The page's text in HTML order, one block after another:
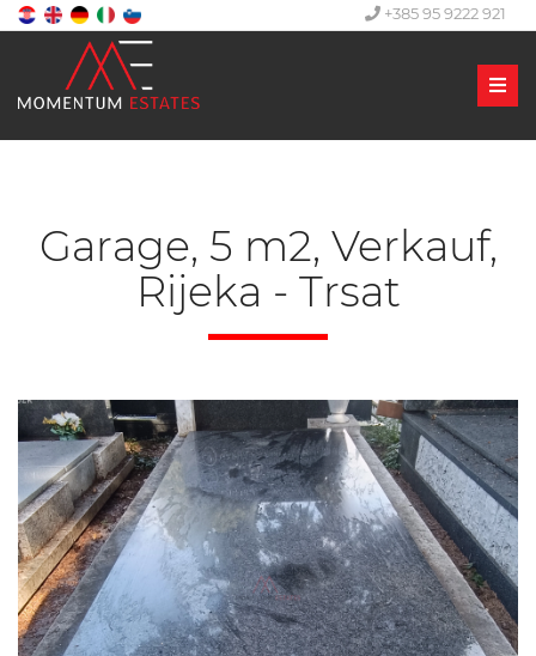
+385 95 9222 921
Garage, 5 m2, Verkauf,
Rijeka - Trsat